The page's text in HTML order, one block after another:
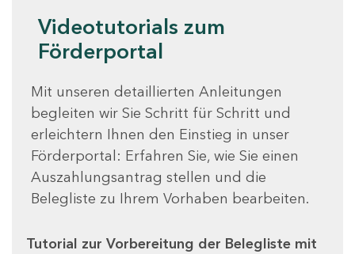
Videotutorials zum
Förderportal
Mit unseren detaillierten Anleitungen
begleiten wir Sie Schritt für Schritt und
erleichtern Ihnen den Einstieg in unser
Förderportal: Erfahren Sie, wie Sie einen
Auszahlungsantrag stellen und die
Belegliste zu Ihrem Vorhaben bearbeiten.
Tutorial zur Vorbereitung der Belegliste mit